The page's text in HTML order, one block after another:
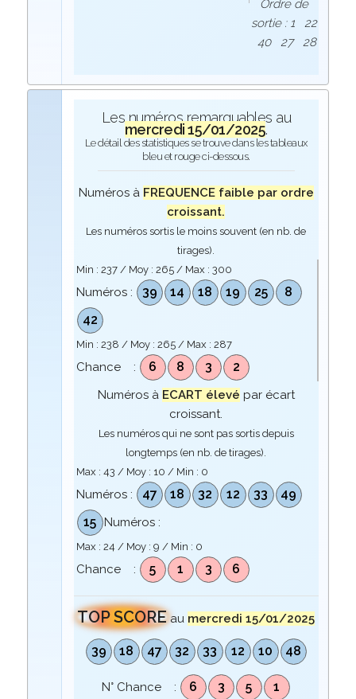
Ordre de
sortie : 1 22
40 27 28
Les numéros remarquables au
mercredi 15/01/2025.
Le détail des statistiques se trouve dans les tableaux
bleu et rouge ci-dessous.
Numéros à FREQUENCE faible par ordre
croissant.
Les numéros sortis le moins souvent (en nb. de
tirages).
Min : 237/ Moy : 265/ Max : 300
Numéros : 39 14 18 19 25
8
42
Min : 238 / Moy : 265/ Max : 287
Chance : 6 8 3 2
Numéros à ECART élevé par écart
croissant.
Les numéros qui ne sont pas sortis depuis
longtemps (en nb. de tirages).
Max : 43 / Moy : 10 / Min : 0
Numéros : 47 18 32 12 33
49
15 Numéros :
Max : 24 / Moy : 9 / Min : 0
Chance : 5 1 3 6
TOP SCORE au mercredi 15/01/2025
39 18 47 32 33 12 10 48
N° Chance : 6 3 5 1